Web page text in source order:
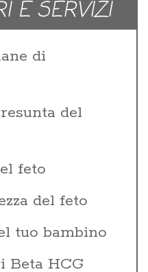
E SERVIZI
di
del
feto
del feto
tuo bambino
Beta HCG